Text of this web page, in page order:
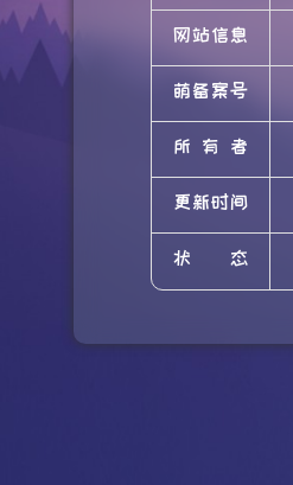
网站信息
萌备案号
所有者
更新时间
状态